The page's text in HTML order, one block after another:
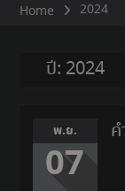
Home 2024
ปี: 2024
พ.ย.
07